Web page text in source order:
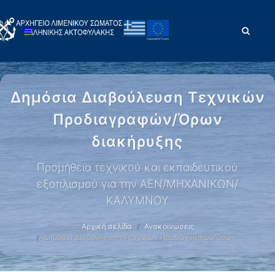
Δημόσια Διαβούλευση Τεχνικών
Προδιαγραφών/Όρων
διακήρυξης
Προμήθεια τεχνικού και εκπαιδευτικού
εξοπλισμού για την ΑΕΝ/ΜΗΧΑΝΙΚΩΝ/
ΚΑΛΥΜΝΟΥ
Αρχική σελίδα
Ανακοινώσεις
Δημόσια Διαβούλευση Τεχνικών Προδιαγραφών/Όρων …